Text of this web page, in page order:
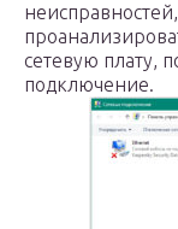
сетевую плату,
подключение.